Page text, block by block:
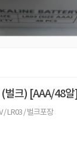
벌크) [AAA/48알]
/ LR03 / 벌크포장